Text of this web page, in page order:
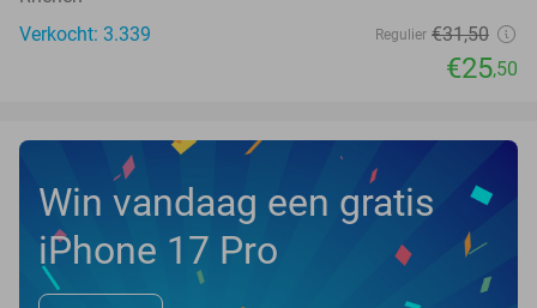
Verkocht: 3.339
Regulier €31,50
€25,50
Win vandaag een gratis
iPhone 17 Pro